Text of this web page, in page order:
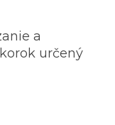
a
určený